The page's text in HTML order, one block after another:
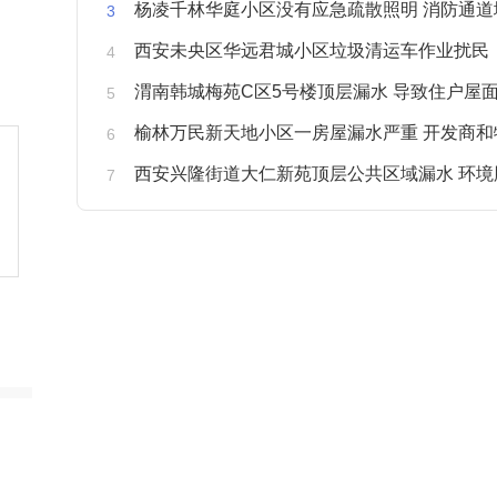
杨凌千林华庭小区没有应急疏散照明 消防通
西安未央区华远君城小区垃圾清运车作业扰民
渭南韩城梅苑C区5号楼顶层漏水 导致住户屋面被
榆林万民新天地小区一房屋漏水严重 开发商和物业不予
西安兴隆街道大仁新苑顶层公共区域漏水 环